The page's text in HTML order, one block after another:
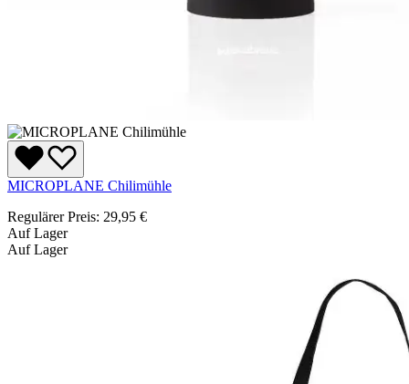
MICROPLANE Chilimühle
Regulärer Preis: 29,95 €
Auf Lager
Auf Lager